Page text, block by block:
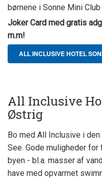
børnene i Sonne Mini
Joker Card med gratis
m.m!
ALL INCLUSIVE HOTEL
All Inclusive
Østrig
Bo med All Inclusive i
See. Gode muligheder
byen - bl.a. masser af
have med opvarmet